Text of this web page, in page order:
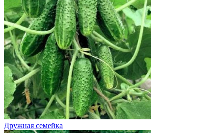
Дружная семейка